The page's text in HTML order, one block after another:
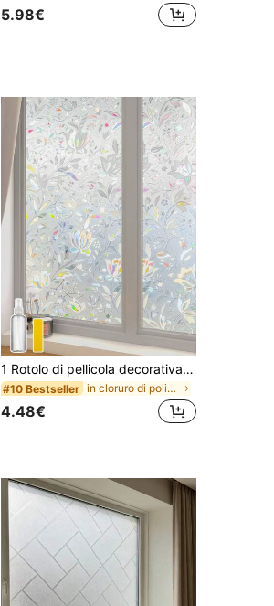
5.98€
1 Rotolo di pellicola decorativa colorata per finestre in vetro, adesivo termoisolante per finestre, decalcomania opaca statica per finestre adatta per inquilini, tulipano arcobaleno
#10 Bestseller in cloruro di polivinile Pellicole per finestre
4.48€